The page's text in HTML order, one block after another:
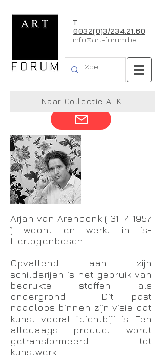
T
0032(0)3/234.21.60 |
info@art-forum.be
Arjan van Arendonk
Arjan van Arendonk ( 31-7-1957
) woont en werkt in ’s-
Hertogenbosch.
Opvallend aan zijn
schilderijen is het gebruik van
bedrukte stoffen als
ondergrond . Dit past
naadloos binnen zijn visie dat
kunst vooral ‘’dichtbij’’ is. Een
alledaags product wordt
getransformeerd tot
kunstwerk.
Naar Collectie A-K